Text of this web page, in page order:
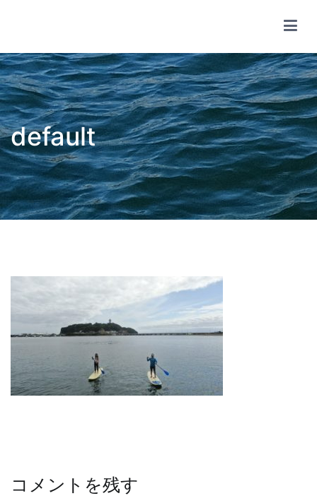
ツ
へ
ス
キ
ッ
プ
default
コメントを残す